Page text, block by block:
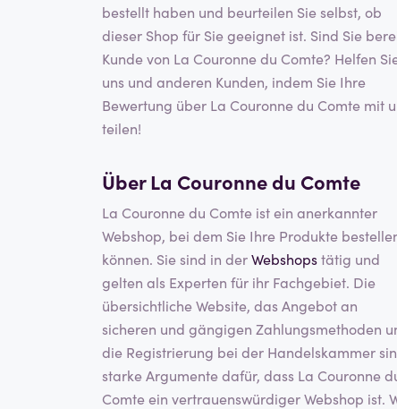
bestellt haben und beurteilen Sie selbst, ob
dieser Shop für Sie geeignet ist. Sind Sie
Kunde von La Couronne du Comte? Helfen
uns und anderen Kunden, indem Sie Ihre
Bewertung über La Couronne du Comte mit
teilen!
Über La Couronne du Comte
La Couronne du Comte ist ein anerkannter
Webshop, bei dem Sie Ihre Produkte
können. Sie sind in derWebshopstätig und
gelten als Experten für ihr Fachgebiet. Die
übersichtliche Website, das Angebot an
sicheren und gängigen Zahlungsmethoden
die Registrierung bei der Handelskammer
starke Argumente dafür, dass La Couronne
Comte ein vertrauenswürdiger Webshop ist.